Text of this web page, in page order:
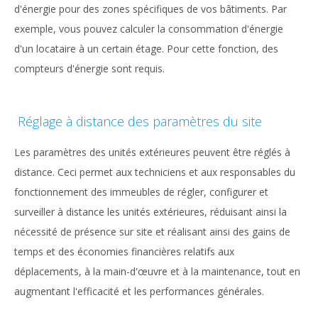
d'énergie pour des zones spécifiques de vos bâtiments. Par
exemple, vous pouvez calculer la consommation d'énergie
d'un locataire à un certain étage. Pour cette fonction, des
compteurs d'énergie sont requis.
Réglage à distance des paramètres du site
Les paramètres des unités extérieures peuvent être réglés à
distance. Ceci permet aux techniciens et aux responsables du
fonctionnement des immeubles de régler, configurer et
surveiller à distance les unités extérieures, réduisant ainsi la
nécessité de présence sur site et réalisant ainsi des gains de
temps et des économies financières relatifs aux
déplacements, à la main-d'œuvre et à la maintenance, tout en
augmentant l'efficacité et les performances générales.